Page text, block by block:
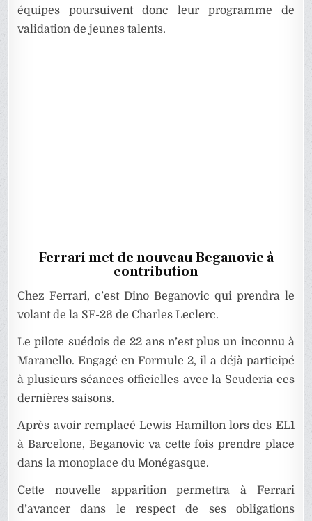
équipes poursuivent donc leur programme de
validation de jeunes talents.
Ferrari met de nouveau Beganovic à
contribution
Chez Ferrari, c’est Dino Beganovic qui prendra le
volant de la SF-26 de Charles Leclerc.
Le pilote suédois de 22 ans n’est plus un inconnu à
Maranello. Engagé en Formule 2, il a déjà participé
à plusieurs séances officielles avec la Scuderia ces
dernières saisons.
Après avoir remplacé Lewis Hamilton lors des EL1
à Barcelone, Beganovic va cette fois prendre place
dans la monoplace du Monégasque.
Cette nouvelle apparition permettra à Ferrari
d’avancer dans le respect de ses obligations